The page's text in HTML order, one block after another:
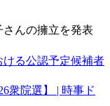
んの擁立を発表
る公認予定候補者
衆院選】 | 時事ド